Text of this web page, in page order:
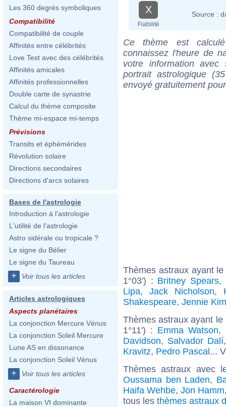
Les 360 degrés symboliques
Compatibilité
Compatibilité de couple
Affinités entre célébrités
Love Test avec des célébrités
Affinités amicales
Affinités professionnelles
Double carte de synastrie
Calcul du thème composite
Thème mi-espace mi-temps
Prévisions
Transits et éphémérides
Révolution solaire
Directions secondaires
Directions d'arcs solaires
Bases de l'astrologie
Introduction à l'astrologie
L'utilité de l'astrologie
Astro sidérale ou tropicale ?
Le signe du Bélier
Le signe du Taureau
+ Voir tous les articles
Articles astrologiques
Aspects planétaires
La conjonction Mercure Vénus
La conjonction Soleil Mercure
Lune AS en dissonance
La conjonction Soleil Vénus
+ Voir tous les articles
Caractérologie
La maison VI dominante
X
Fiabilité
Source :
Ce thème est
connaissez l'heure de
votre information
portrait astrologique
envoyé gratuitement
Thèmes astraux ayant
1°03') : Britney Spears,
Lipa,Jack Nicholson,
Shakespeare, Jennie Kim
Thèmes astraux ayant
1°11') : Emma Watson,
Davidson, Salvador Dalí
Kravitz, Pedro Pascal...
Thèmes astraux avec
Oussama ben Laden,
Haifa Wehbe, Jon Hamm
tous les thèmes astraux